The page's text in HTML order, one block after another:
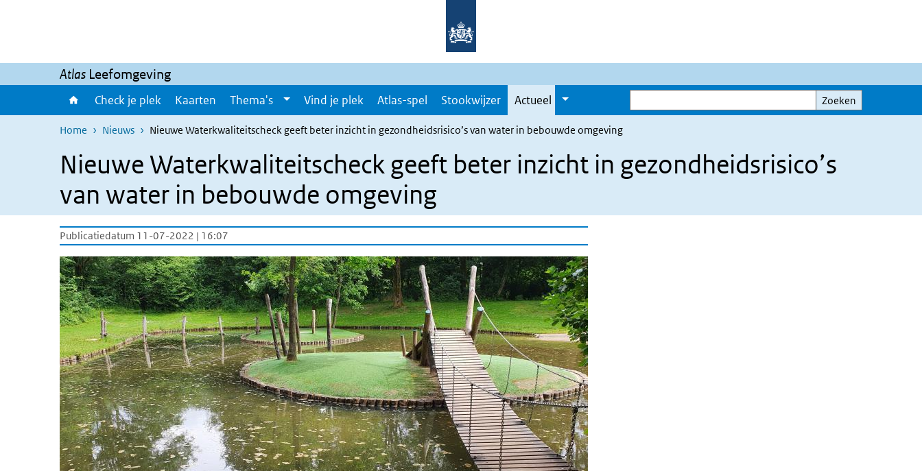
Atlas Leefomgeving
Check je plek Kaarten Thema's Vind je plek Atlas-spel Stookwijzer Actueel
Zoeken
Zoeken
Home Nieuws Nieuwe Waterkwaliteitscheck geeft beter inzicht in gezondheidsrisico’s van water in bebouwde omgeving
Nieuwe Waterkwaliteitscheck geeft beter inzicht in gezondheidsrisico’s
van water in bebouwde omgeving
Publicatiedatum 11-07-2022 | 16:07